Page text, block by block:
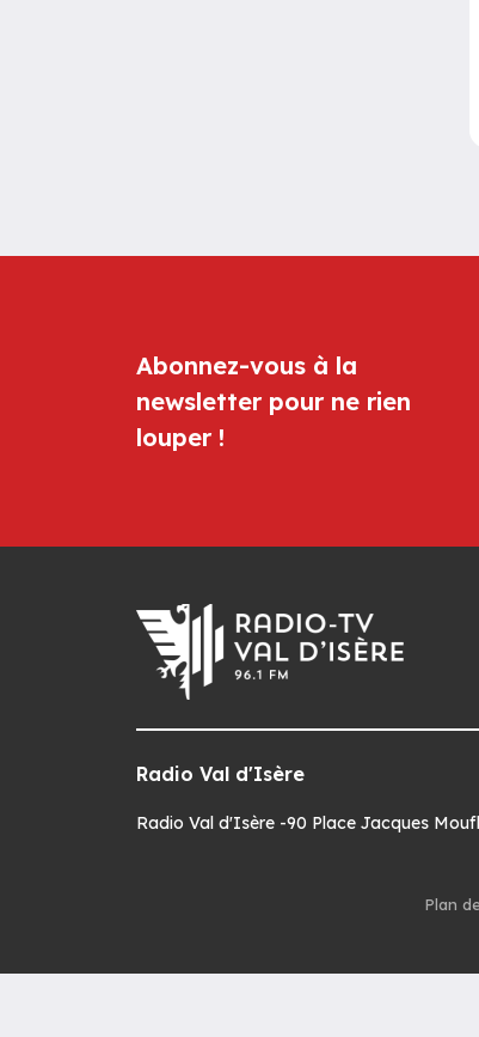
Abonnez-vous à la
newsletter pour ne rien
louper !
Radio Val d'Isère
Radio Val d'Isère -90 Place Jacques
Plan